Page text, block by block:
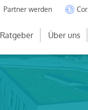
Partner werden
Ratgeber Über uns